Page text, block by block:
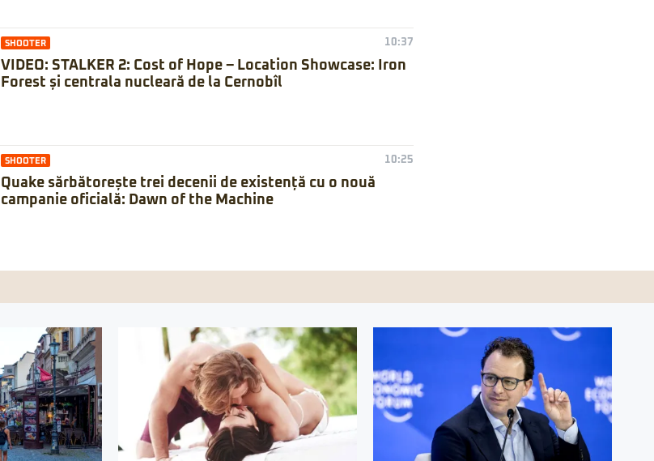
SHOOTER 10:37
VIDEO: STALKER 2: Cost of Hope – Location Showcase: Iron
Forest și centrala nucleară de la Cernobîl
SHOOTER 10:25
Quake sărbătorește trei decenii de existență cu o nouă
campanie oficială: Dawn of the Machine